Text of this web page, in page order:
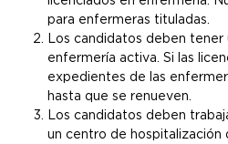
para enfermeras tituladas.
Los candidatos deben tener
enfermería activa. Si las
expedientes de las
hasta que se renueven.
Los candidatos deben
un centro de hospitalización